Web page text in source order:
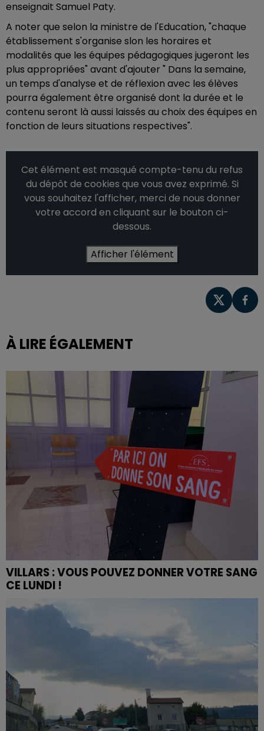
enseignait Samuel Paty.
A noter que selon la ministre de l'Education, "chaque
établissement s'organise slon les horaires et
modalités que les équipes pédagogiques jugeront les
plus appropriées" avant d'ajouter " Dans la semaine,
un temps d'analyse et de réflexion avec les élèves
pourra également être organisé dont la durée et le
contenu seront là aussi laissés au choix des équipes en
fonction de leurs situations respectives".
Cet élément est masqué compte-tenu du refus
du dépôt de cookies que vous avez exprimé. Si
vous souhaitez l'afficher, merci de nous donner
votre accord en cliquant sur le bouton ci-
dessous.
Afficher l'élément
À LIRE ÉGALEMENT
VILLARS : VOUS POUVEZ DONNER VOTRE SANG
CE LUNDI !